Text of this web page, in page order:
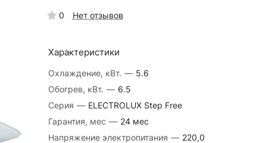
0 Нет отзывов
Характеристики
Охлаждение, кВт. — 5.6
Обогрев, кВт. — 6.5
Серия — ELECTROLUX Step Free
Гарантия, мес — 24 мес
Напряжение электропитания — 220,0